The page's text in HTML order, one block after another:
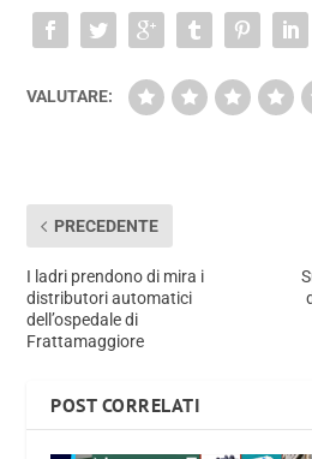
VALUTARE:
PRECEDENTE
I ladri prendono di mira i
distributori automatici
dell’ospedale di
Frattamaggiore
POST CORRELATI